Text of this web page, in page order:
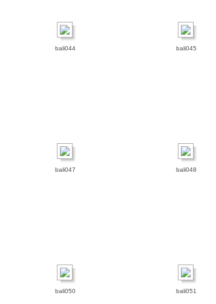
bali044 bali045
bali047 bali048
bali050 bali051